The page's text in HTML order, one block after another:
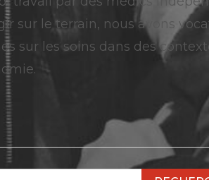
sur le terrain, nous avons
sur les soins dans des